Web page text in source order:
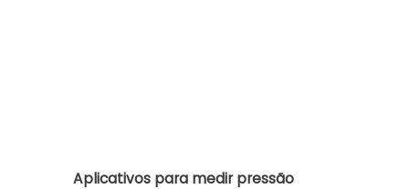
Aplicativos para medir pressão